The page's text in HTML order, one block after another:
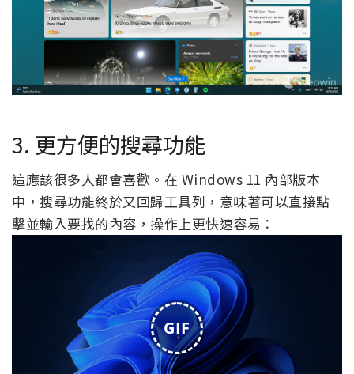
3. 更方便的搜尋功能
這應該很多人都會喜歡。在 Windows 11 內部版本
中，搜尋功能終於又回歸工具列，意味著可以直接點
擊並輸入要找的內容，操作上更快速容易：
GIF